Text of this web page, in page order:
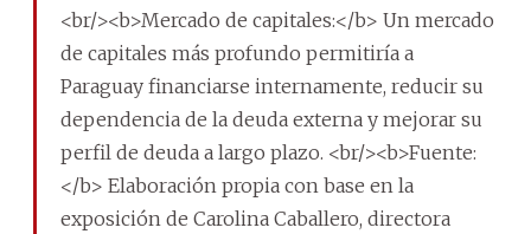
<br/><b>Mercado de capitales:</b> Un mercado
de capitales más profundo permitiría a
Paraguay financiarse internamente, reducir su
dependencia de la deuda externa y mejorar su
perfil de deuda a largo plazo. <br/><b>Fuente:
</b> Elaboración propia con base en la
exposición de Carolina Caballero, directora